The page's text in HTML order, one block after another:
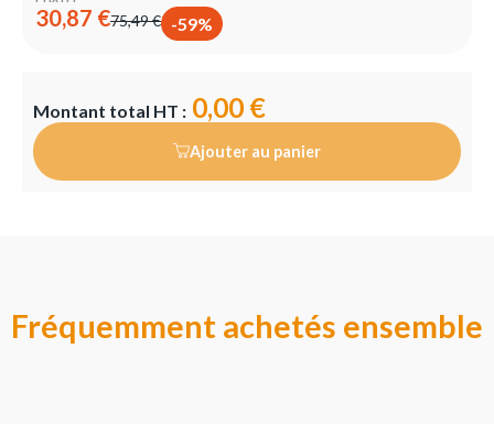
30,87 €75,49 € -59%
Montant total HT : 0,00 €
Ajouter au panier
Fréquemment achetés ensemble